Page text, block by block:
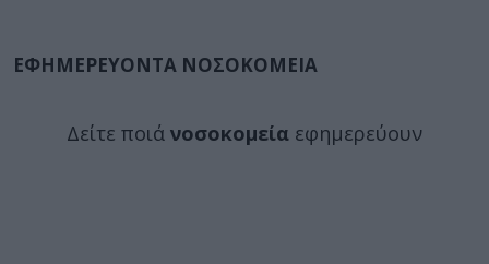
ΕΦΗΜΕΡΕΥΟΝΤΑ ΝΟΣΟΚΟΜΕΙΑ
Δείτε ποιά νοσοκομεία εφημερεύουν